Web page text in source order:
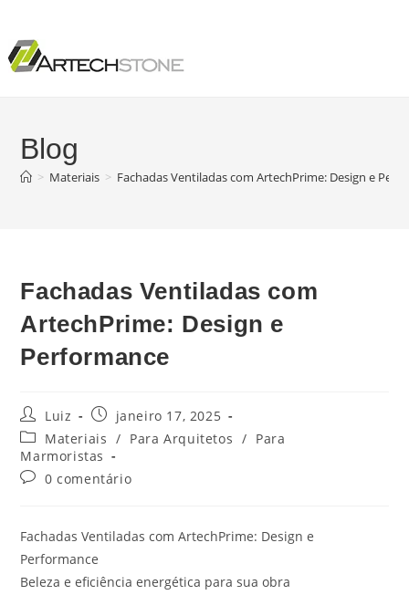
Blog
> Materiais > Fachadas Ventiladas com ArtechPrime: Design e
Fachadas Ventiladas com
ArtechPrime: Design e
Performance
Luiz
janeiro 17, 2025
Materiais / Para Arquitetos / Para
Marmoristas
0 comentário
Fachadas Ventiladas com ArtechPrime: Design e
Performance
Beleza e eficiência energética para sua obra